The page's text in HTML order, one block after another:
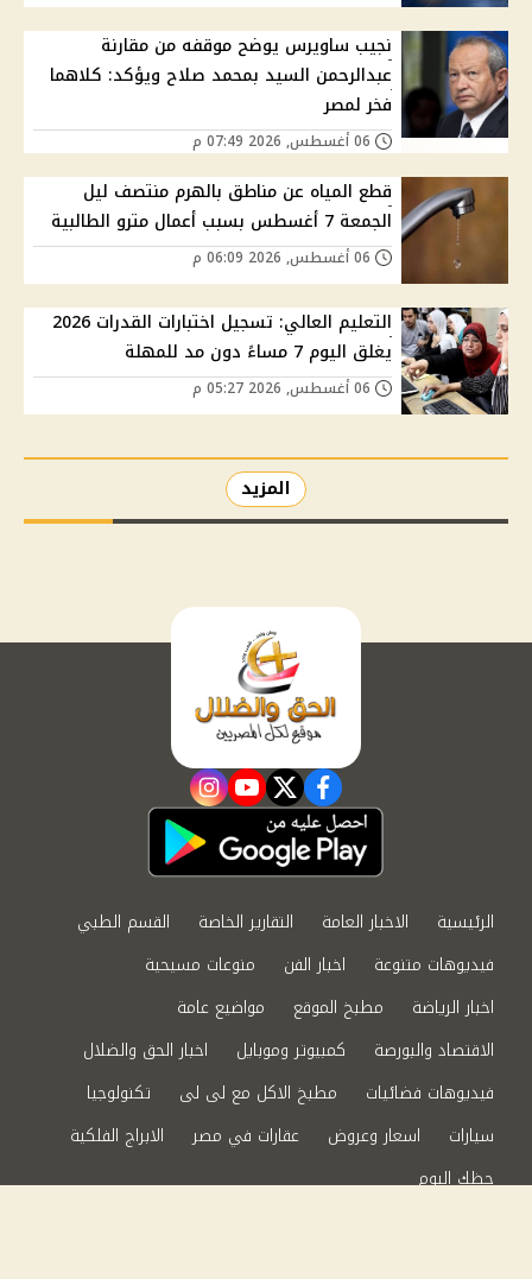
نجيب ساويرس يوضح موقفه من مقارنة
عبدالرحمن السيد بمحمد صلاح ويؤكد: كلاهما
فخر لمصر
قطع المياه عن مناطق بالهرم منتصف ليل
الجمعة 7 أغسطس بسبب أعمال مترو الطالبية
التعليم العالي: تسجيل اختبارات القدرات 2026
يغلق اليوم 7 مساءً دون مد للمهلة
المزيد
facebook
twitter
youtube
instagram
الرئيسية الاخبار العامة التقارير الخاصة
القسم الطبي
فيديوهات متنوعة
اخبار الفن
منوعات مسيحية
اخبار الرياضة
مطبخ الموقع
مواضيع عامة
الاقتصاد والبورصة
كمبيوتر وموبايل
اخبار الحق والضلال
فيديوهات فضائيات
مطبخ الاكل مع لى لى
تكنولوجيا
سيارات
اسعار وعروض عقارات في مصر
الابراج الفلكية
حظك اليوم